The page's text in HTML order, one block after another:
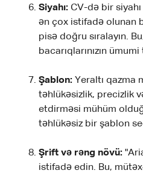
Siyahı: CV-də bir
ən çox istifadə olunan
pisə doğru sıralayın.
bacarıqlarınızın
Şablon: Yeraltı qazma
təhlükəsizlik, precizlik
etdirməsi mühüm
təhlükəsiz bir şablon
Şrift və rəng növü:
istifadə edin. Bu,